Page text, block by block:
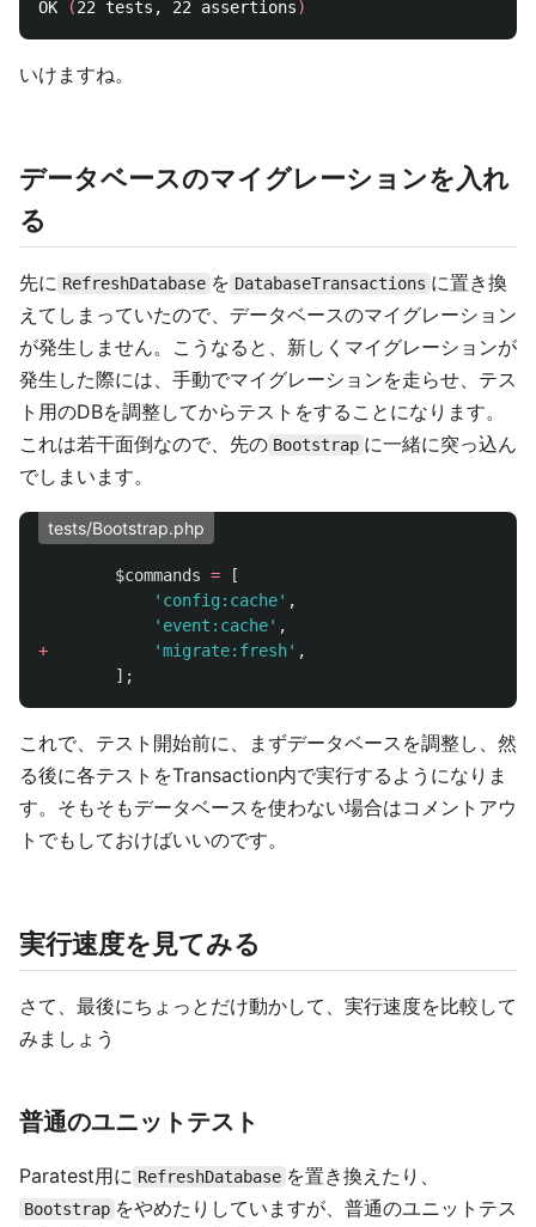
OK (22 tests, 22 assertions)
いけますね。
データベースのマイグレーションを入れ
る
先に RefreshDatabase を DatabaseTransactions に置き換
えてしまっていたので、データベースのマイグレーション
が発生しません。こうなると、新しくマイグレーションが
発生した際には、手動でマイグレーションを走らせ、テス
ト用のDBを調整してからテストをすることになります。
これは若干面倒なので、先の Bootstrap に一緒に突っ込ん
でしまいます。
tests/Bootstrap.php
$commands =
[
'config:cache' ,
'event:cache' ,
+
'migrate:fresh' ,
];
これで、テスト開始前に、まずデータベースを調整し、然
る後に各テストをTransaction内で実行するようになりま
す。そもそもデータベースを使わない場合はコメントアウ
トでもしておけばいいのです。
実行速度を見てみる
さて、最後にちょっとだけ動かして、実行速度を比較して
みましょう
普通のユニットテスト
Paratest用に RefreshDatabase を置き換えたり、
Bootstrap をやめたりしていますが、普通のユニットテス